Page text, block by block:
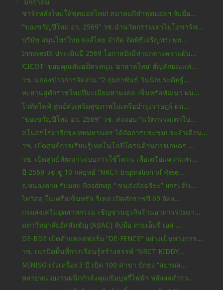
มกราคม
ชาร์จพลังใหม่ให้ฟุตบอลไทย! สมาคมกีฬาฟุตบอลฯ จับมือ...
“ของขวัญปีใหม่ อว. 2569” วช.นำนวัตกรรมเตาไบโอชาร์พ...
บริษัท สมุนไพรไทย หงส์ไทย จำกัด จัดพิธีเจริญพระพุท...
InnovestX ประเมินปี 2569 โอกาสยังมีท่ามกลางความผัน...
‘CICOT’ ขอบคุณพันธมิตรหนุน ‘ฮาลาลไทย’ สัญลักษณแห่...
วช. แถลงข่าวการจัดงาน “2 กุมภาพันธ์ วันนักประดิษฐ์...
ทะยานสู่ศักราชใหม่ปีมะเมียมหามงคล เซ็นทรัลพัฒนา ผน...
ไวทัลไลฟ์ ศูนย์ส่งเสริมสุขภาพในเครือบำรุงราษฎร์ ผน...
“ของขวัญปีใหม่ อว. 2569” วช. ส่งมอบ “นวัตกรรมเตาไบ...
สโมสรโรตารีกรุงเทพมหานคร ได้จัดการประชุมประจำเดือน...
วช. เปิดศูนย์การเรียนรู้เทคโนโลยีโดรนด้านการเกษตร ...
วช. เปิดศูนย์พัฒนาระบบการใช้โดรน เพื่อเตรียมความพร...
ปี 2569 วช.ชู 10 กลยุทธ์ “NRCT Inspiration of Rese...
จ.หนองคาย รับมอบ Roadmap “ ขนส่งอัจฉริยะ” ยกระดับ...
ไทวัสดุ ในเครือเซ็นทรัล รีเทล เปิดศักราชปี 69 อัดง...
กรมส่งเสริมอุตสาหกรรม เชิญชวนธุรกิจร้านอาหารร่วมงา...
มหาวิทยาลัยอัสสัมชัญ (ABAC) จับมือ ค่ายเอ็มจี เอส ...
DE-BDE เปิดตัวแพลตฟอร์ม “DE-FENCE” อย่างเป็นทางการ...
วช. เนรมิตพื้นที่การเรียนรู้สร้างสรรค์ “NRCT KIDDY...
MINISO เร่งเครื่อง 3 ปี เปิด 100 สาขา ปักธง “สยามส...
หลายหน่วยงานผนึกกำลังคุมเข้มบุหรี่ไฟฟ้า หลังผลสำรว...